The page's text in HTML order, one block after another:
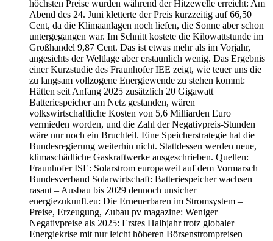
höchsten Preise wurden während der Hitzewelle erreicht: Am
Abend des 24. Juni kletterte der Preis kurzzeitig auf 66,50
Cent, da die Klimaanlagen noch liefen, die Sonne aber schon
untergegangen war. Im Schnitt kostete die Kilowattstunde im
Großhandel 9,87 Cent. Das ist etwas mehr als im Vorjahr,
angesichts der Weltlage aber erstaunlich wenig. Das Ergebnis
einer Kurzstudie des Fraunhofer IEE zeigt, wie teuer uns die
zu langsam vollzogene Energiewende zu stehen kommt:
Hätten seit Anfang 2025 zusätzlich 20 Gigawatt
Batteriespeicher am Netz gestanden, wären
volkswirtschaftliche Kosten von 5,6 Milliarden Euro
vermieden worden, und die Zahl der Negativpreis-Stunden
wäre nur noch ein Bruchteil. Eine Speicherstrategie hat die
Bundesregierung weiterhin nicht. Stattdessen werden neue,
klimaschädliche Gaskraftwerke ausgeschrieben. Quellen:
Fraunhofer ISE: Solarstrom europaweit auf dem Vormarsch
Bundesverband Solarwirtschaft: Batteriespeicher wachsen
rasant – Ausbau bis 2029 dennoch unsicher
energiezukunft.eu: Die Erneuerbaren im Stromsystem –
Preise, Erzeugung, Zubau pv magazine: Weniger
Negativpreise als 2025: Erstes Halbjahr trotz globaler
Energiekrise mit nur leicht höheren Börsenstrompreisen